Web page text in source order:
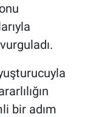
bir adım